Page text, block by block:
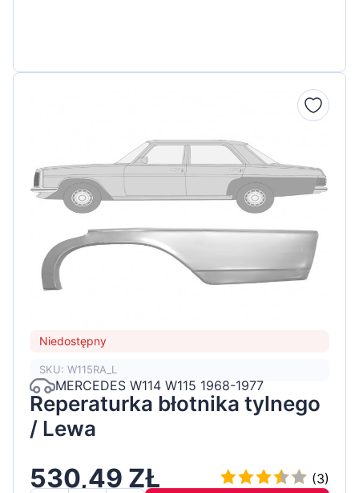
Niedostępny
SKU: W115RA_L
MERCEDES W114 W115 1968-1977
Reperaturka błotnika tylnego
/ Lewa
530,49 ZŁ
(3)